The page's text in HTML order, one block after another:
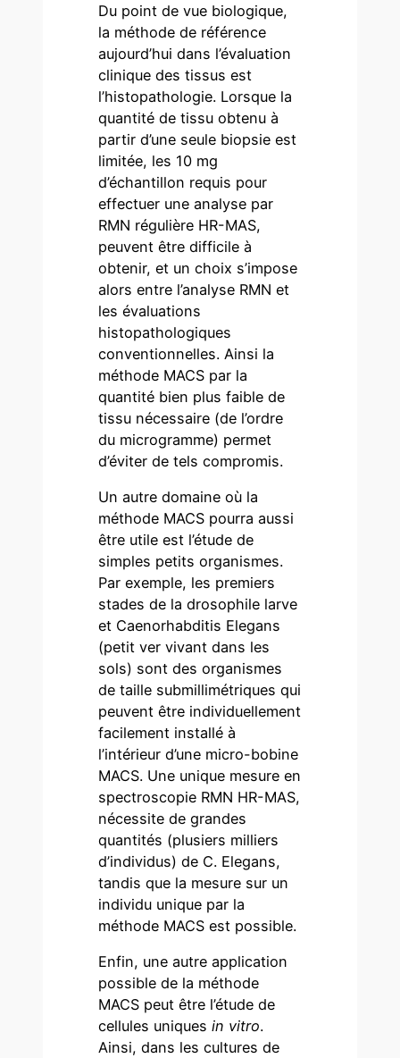
Du point de vue biologique,
la méthode de référence
aujourd’hui dans l’évaluation
clinique des tissus est
l’histopathologie. Lorsque la
quantité de tissu obtenu à
partir d’une seule biopsie est
limitée, les 10 mg
d’échantillon requis pour
effectuer une analyse par
RMN régulière HR-MAS,
peuvent être difficile à
obtenir, et un choix s’impose
alors entre l’analyse RMN et
les évaluations
histopathologiques
conventionnelles. Ainsi la
méthode MACS par la
quantité bien plus faible de
tissu nécessaire (de l’ordre
du microgramme) permet
d’éviter de tels compromis.
Un autre domaine où la
méthode MACS pourra aussi
être utile est l’étude de
simples petits organismes.
Par exemple, les premiers
stades de la drosophile larve
et Caenorhabditis Elegans
(petit ver vivant dans les
sols) sont des organismes
de taille submillimétriques qui
peuvent être individuellement
facilement installé à
l’intérieur d’une micro-bobine
MACS. Une unique mesure en
spectroscopie RMN HR-MAS,
nécessite de grandes
quantités (plusiers milliers
d’individus) de C. Elegans,
tandis que la mesure sur un
individu unique par la
méthode MACS est possible.
Enfin, une autre application
possible de la méthode
MACS peut être l’étude de
cellules uniquesin vitro.
Ainsi, dans les cultures de